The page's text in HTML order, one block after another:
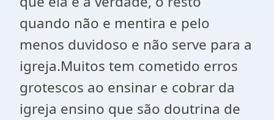
quando não e mentira e pelo
menos duvidoso e não serve para a
igreja.Muitos tem cometido erros
grotescos ao ensinar e cobrar da
igreja ensino que são doutrina de